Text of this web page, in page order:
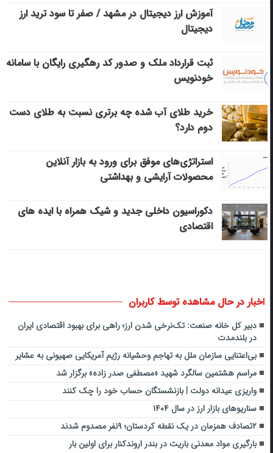
آموزش ارز دیجیتال در مشهد / صفر تا سود ترید ارز
دیجیتال
ثبت قرارداد ملک و صدور کد رهگیری رایگان با سامانه
خودنویس
خرید طلای آب شده چه برتری نسبت به طلای دست
دوم دارد؟
استراتژی‌های موفق برای ورود به بازار آنلاین
محصولات آرایشی و بهداشتی
دکوراسیون داخلی جدید و شیک همراه با ایده های
اقتصادی
اخبار در حال مشاهده توسط کاربران
دبیر کل خانه صنعت: تک‌نرخی شدن ارز؛ راهی برای بهبود اقتصادی ایران
در بلندمدت
بی‌اعتنایی سازمان ملل به تهاجم وحشیانه رژیم آمریکایی صهیونی به عشایر
مراسم هشتمین سالگرد شهید «مصطفی صدر زاده» برگزار شد
واریزی عیدانه دولت | بازنشستگان حساب خود را چک کنند
سناریوهای بازار ارز در سال ۱۴۰۴
۲تصادف همزمان در یک نقطه کردستان؛ ۹نفر مصدوم شدند
بارگیری مواد معدنی باریت در بندر اروندکنار برای اولین بار